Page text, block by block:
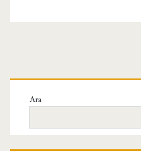
Birincil
Yan
Menü
Ara